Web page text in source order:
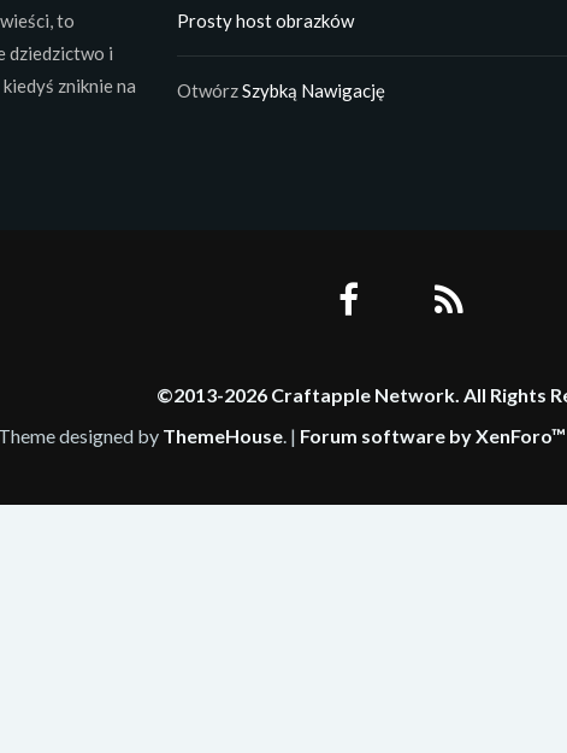
to
dziedzictwo i
zniknie na
Prosty host obrazków
OtwórzSzybką Nawigację
©2013-2026 Craftapple Network. All Rights
Theme designed by ThemeHouse. | Forum software by XenForo™